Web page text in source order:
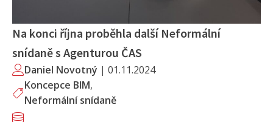
Na konci října proběhla další Neformální
snídaně s Agenturou ČAS
Daniel Novotný | 01.11.2024
Koncepce BIM,
Neformální snídaně